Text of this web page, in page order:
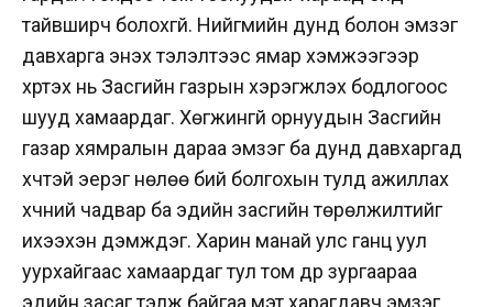
тайвширч болохгүй. Нийгмийн дунд болон эмзэг
давхарга энэхүү тэлэлтээс ямар хэмжээгээр
хүртэх нь Засгийн газрын хэрэгжүүлэх бодлогоос
шууд хамаардаг. Хөгжингүй орнуудын Засгийн
газар хямралын дараа эмзэг ба дунд давхаргад
хүчтэй эерэг нөлөө бий болгохын тулд ажиллах
хүчний чадвар ба эдийн засгийн төрөлжилтийг
ихээхэн дэмждэг. Харин манай улс ганц уул
уурхайгаас хамаардаг тул том дүр зургаараа
эдийн засаг тэлж байгаа мэт харагдавч эмзэг